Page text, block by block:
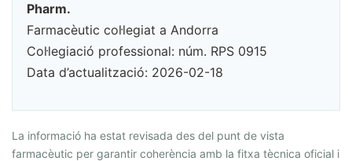
Pharm.
Farmacèutic col·legiat a Andorra
Col·legiació professional: núm. RPS 0915
Data d’actualització: 2026-02-18
La informació ha estat revisada des del punt de vista
farmacèutic per garantir coherència amb la fitxa tècnica oficial i